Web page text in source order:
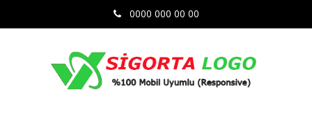
0000 000 00 00